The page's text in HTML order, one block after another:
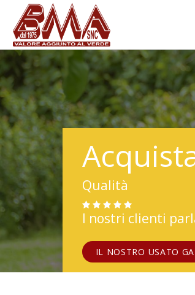
Qualità
I nostri clienti
IL NOSTRO USATO